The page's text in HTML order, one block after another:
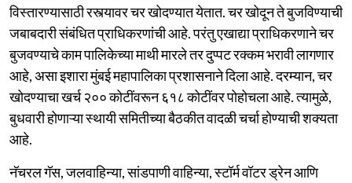
विस्तारण्यासाठी रस्त्यावर चर खोदण्यात येतात. चर खोदून ते बुजविण्याची
जबाबदारी संबंधित प्राधिकरणांची आहे. परंतु एखाद्या प्राधिकरणाने चर
बुजवण्याचे काम पालिकेच्या माथी मारले तर दुप्पट रक्कम भरावी लागणार
आहे, असा इशारा मुंबई महापालिका प्रशासनाने दिला आहे. दरम्यान, चर
खोदण्याचा खर्च २०० कोटींवरून ६१८ कोटींवर पोहोचला आहे. त्यामुळे,
बुधवारी होणाऱ्या स्थायी समितीच्या बैठकीत वादळी चर्चा होण्याची शक्यता
आहे.
नॅचरल गॅस, जलवाहिन्या, सांडपाणी वाहिन्या, स्टॉर्म वॉटर ड्रेन आणि